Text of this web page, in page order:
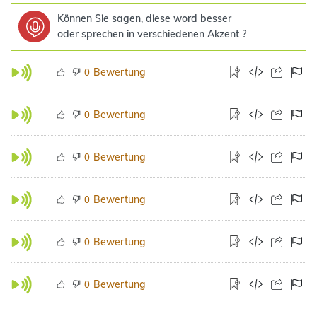
Können Sie sagen, diese word besser
oder sprechen in verschiedenen Akzent ?
0 Bewertung
0 Bewertung
0 Bewertung
0 Bewertung
0 Bewertung
0 Bewertung